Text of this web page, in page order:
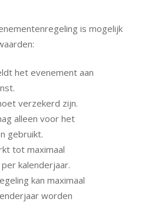
is mogelijk
het evenement aan
verzekerd zijn.
alleen voor het
gebruikt.
tot maximaal
kalenderjaar.
kan maximaal
worden